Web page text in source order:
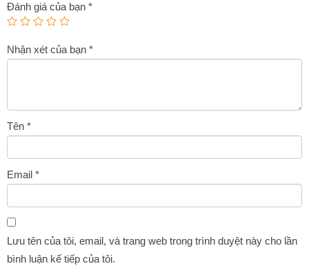
Đánh giá của bạn *
Nhận xét của bạn *
Tên *
Email *
Lưu tên của tôi, email, và trang web trong trình duyệt này cho lần
bình luận kế tiếp của tôi.